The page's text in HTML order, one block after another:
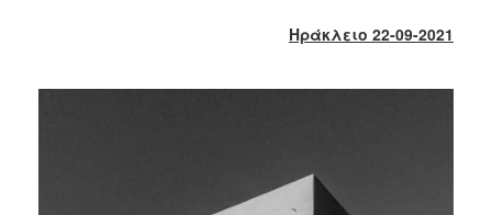
Ηράκλειο 22-09-2021